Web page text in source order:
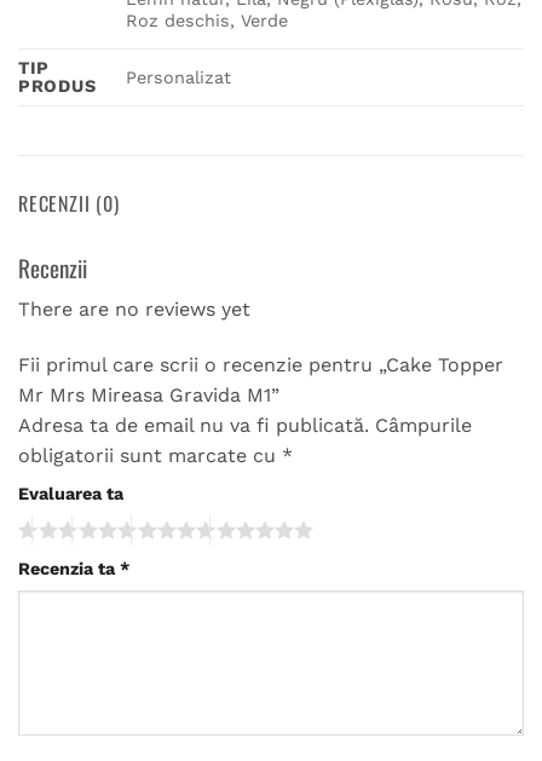
Roz deschis, Verde
TIP
PRODUS
Personalizat
RECENZII (0)
Recenzii
There are no reviews yet
Fii primul care scrii o recenzie pentru „Cake Topper
Mr Mrs Mireasa Gravida M1”
Adresa ta de email nu va fi publicată. Câmpurile
obligatorii sunt marcate cu *
Evaluarea ta
Recenzia ta *